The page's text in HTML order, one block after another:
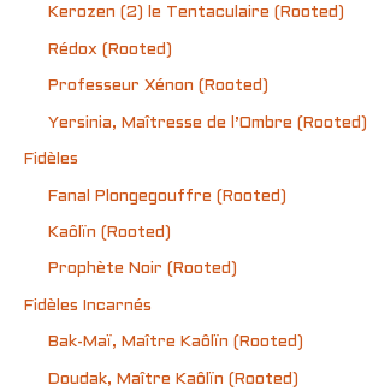
Kerozen (2) le Tentaculaire (Rooted)
Rédox (Rooted)
Professeur Xénon (Rooted)
Yersinia, Maîtresse de l’Ombre (Rooted)
Fidèles
Fanal Plongegouffre (Rooted)
Kaôlïn (Rooted)
Prophète Noir (Rooted)
Fidèles Incarnés
Bak-Maï, Maître Kaôlïn (Rooted)
Doudak, Maître Kaôlïn (Rooted)